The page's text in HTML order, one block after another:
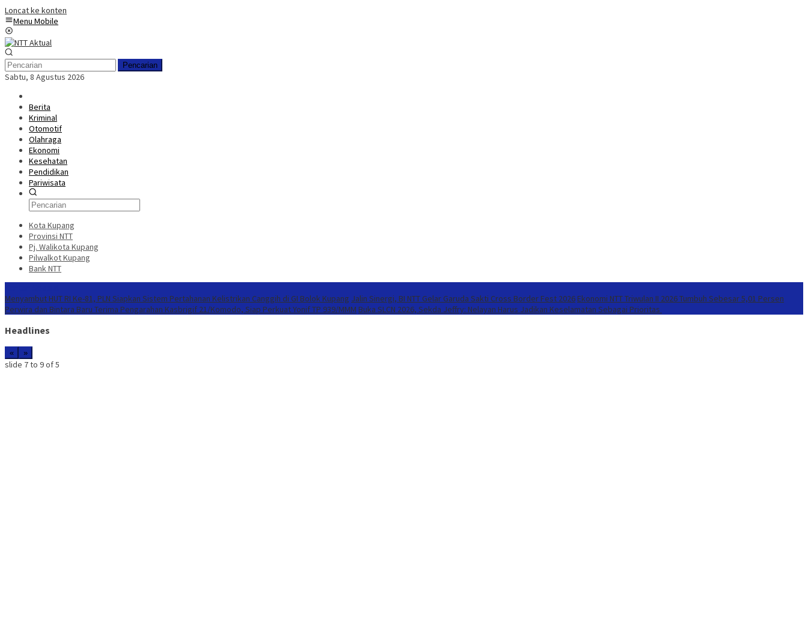
Loncat ke konten
Menu Mobile
Pencarian
Sabtu, 8 Agustus 2026
Berita
Kriminal
Otomotif
Olahraga
Ekonomi
Kesehatan
Pendidikan
Pariwisata
Kota Kupang
Provinsi NTT
Pj. Walikota Kupang
Pilwalkot Kupang
Bank NTT
Menyambut HUT RI Ke-81, PLN Siapkan Sistem Pertahanan Kelistrikan Canggih di GI Bolok Kupang Jalin Sinergi, BI NTT Gelar Garuda Sakti Cross Border Fest 2026 Ekonomi NTT Triwulan II 2026 Tumbuh Sebesar 5,01 Persen
Perwira dan Bintara Baru Terima Pengarahan Kasbrigif 21/Komodo, Siap Perkuat Yonif TP 939/MMM Buka SLCN 2026, Sekda Jeffry: Nelayan Harus Jadikan Keselamatan Sebagai Prioritas
Headlines
« »
slide 7 to 9of 5